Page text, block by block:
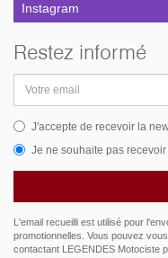
Instagram
Restez informé
email
J'accepte de recevoir la
Je ne souhaite pas
L'email recueilli est utilisé pour
promotionnelles. Vous pouvez
contactant LEGENDES Motociste